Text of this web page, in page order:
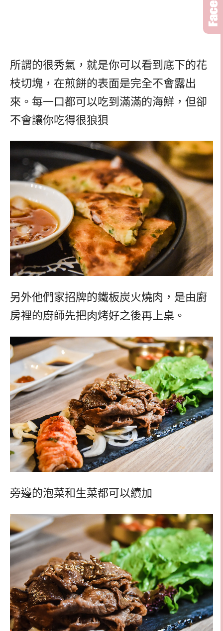
所謂的很秀氣，就是你可以看到底下的花
枝切塊，在煎餅的表面是完全不會露出
來。每一口都可以吃到滿滿的海鮮，但卻
不會讓你吃得很狼狽
另外他們家招牌的鐵板炭火燒肉，是由廚
房裡的廚師先把肉烤好之後再上桌。
旁邊的泡菜和生菜都可以續加